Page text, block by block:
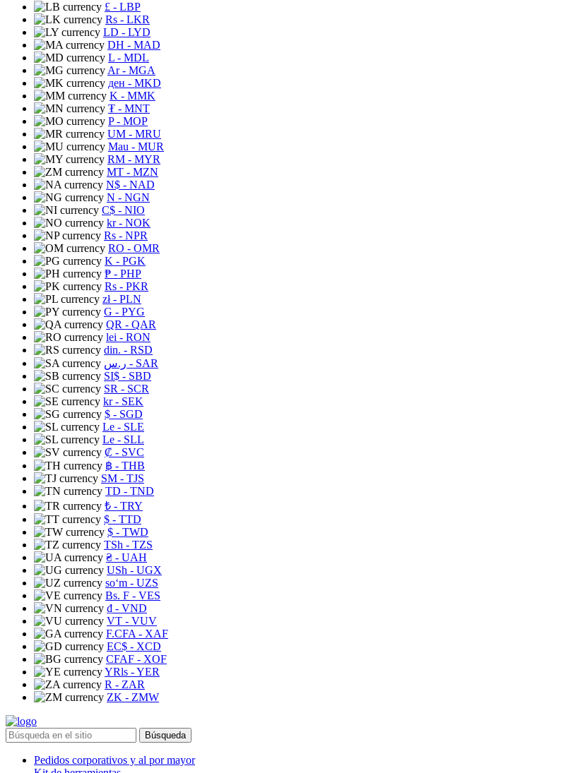
£ - LBP
Rs - LKR
LD - LYD
DH - MAD
L - MDL
Ar- MGA
ден - MKD
K - MMK
₮ - MNT
P- MOP
UM - MRU
Mau - MUR
RM - MYR
MT - MZN
N$ - NAD
N - NGN
C$ - NIO
kr- NOK
Rs - NPR
RO - OMR
K - PGK
₱ - PHP
Rs - PKR
zł- PLN
G - PYG
QR - QAR
lei - RON
din. - RSD
ر.س - SAR
SI$ - SBD
SR - SCR
kr- SEK
$ - SGD
Le - SLE
Le - SLL
₡ - SVC
฿ - THB
ЅМ - TJS
TD - TND
₺ - TRY
$ - TTD
$ - TWD
TSh - TZS
₴ - UAH
USh - UGX
soʻm - UZS
Bs. F - VES
₫ - VND
VT - VUV
F.CFA - XAF
EC$ - XCD
CFAF - XOF
YRls - YER
R - ZAR
ZK - ZMW
Búsqueda
Pedidos corporativos y al por mayor